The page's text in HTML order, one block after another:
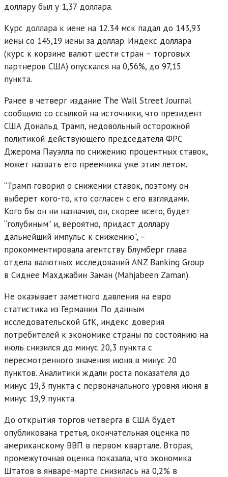
доллару был у 1,37 доллара.
Курс доллара к иене на 12.34 мск падал до 143,93
иены со 145,19 иены за доллар. Индекс доллара
(курс к корзине валют шести стран – торговых
партнеров США) опускался на 0,56%, до 97,15
пункта.
Ранее в четверг издание The Wall Street Journal
сообщило со ссылкой на источники, что президент
США Дональд Трамп, недовольный осторожной
политикой действующего председателя ФРС
Джерома Пауэлла по снижению процентных ставок,
может назвать его преемника уже этим летом.
“Трамп говорил о снижении ставок, поэтому он
выберет кого-то, кто согласен с его взглядами.
Кого бы он ни назначил, он, скорее всего, будет
“голубиным” и, вероятно, придаст доллару
дальнейший импульс к снижению”, –
прокомментировала агентству Блумберг глава
отдела валютных исследований ANZ Banking Group
в Сиднее Махджабин Заман (Mahjabeen Zaman).
Не оказывает заметного давления на евро
статистика из Германии. По данным
исследовательской GfK, индекс доверия
потребителей к экономике страны по состоянию на
июль снизился до минус 20,3 пункта с
пересмотренного значения июня в минус 20
пунктов. Аналитики ждали роста показателя до
минус 19,3 пункта с первоначального уровня июня в
минус 19,9 пункта.
До открытия торгов четверга в США будет
опубликована третья, окончательная оценка по
американскому ВВП в первом квартале. Вторая,
промежуточная оценка показала, что экономика
Штатов в январе-марте снизилась на 0,2% в